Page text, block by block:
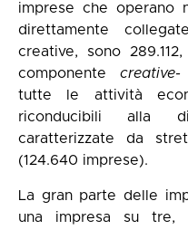
imprese che operano
direttamente
creative, sono
componente
tutte le attività
riconducibili alla
caratterizzate da
(124.640 imprese).
La gran parte delle
una impresa su